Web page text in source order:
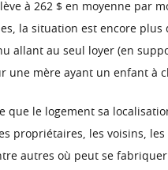
à 262 $ en moyenne par
la situation est encore
allant au seul loyer (en
une mère ayant un enfant à
que le logement sa
propriétaires, les voisins,
autres où peut se